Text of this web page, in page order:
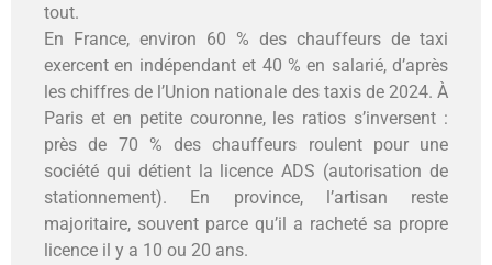
tout.
En France, environ 60 % des chauffeurs de taxi
exercent en indépendant et 40 % en salarié, d’après
les chiffres de l’Union nationale des taxis de 2024. À
Paris et en petite couronne, les ratios s’inversent :
près de 70 % des chauffeurs roulent pour une
société qui détient la licence ADS (autorisation de
stationnement). En province, l’artisan reste
majoritaire, souvent parce qu’il a racheté sa propre
licence il y a 10 ou 20 ans.